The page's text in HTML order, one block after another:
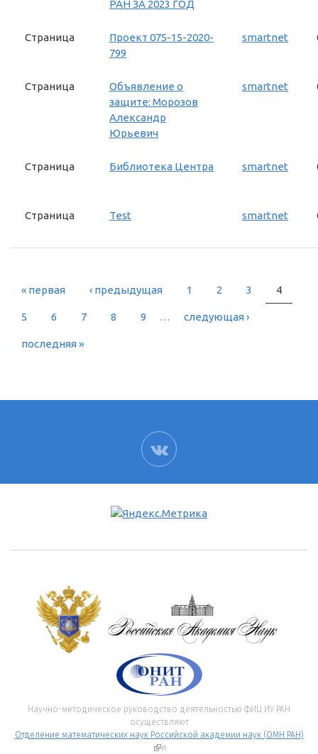
РАН ЗА 2023 ГОД
Страница
Проект 075-15-2020-
799
smartnet
Страница
Объявление о
защите: Морозов
Александр
Юрьевич
smartnet
Страница Библиотека Центра smartnet
Страница Test smartnet
СТРАНИЦЫ
« первая ‹ предыдущая 1 2 3 4
5 6 7 8 9 … следующая ›
последняя »
ВК
Научно-методическое руководство деятельностью ФИЦ ИУ РАН
осуществляют
Отделение математических наук Российской академии наук (ОМН РАН)
(внешняя ссылка)
и